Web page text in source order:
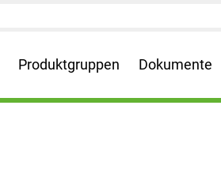
Produktgruppen Dokumente